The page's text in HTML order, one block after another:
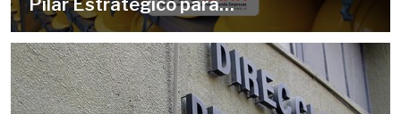
Pilar Estratégico para…